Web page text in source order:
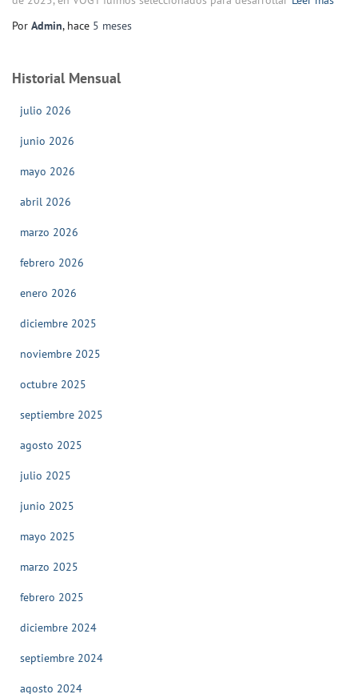
Por Admin, hace 5 meses
Historial Mensual
julio 2026
junio 2026
mayo 2026
abril 2026
marzo 2026
febrero 2026
enero 2026
diciembre 2025
noviembre 2025
octubre 2025
septiembre 2025
agosto 2025
julio 2025
junio 2025
mayo 2025
marzo 2025
febrero 2025
diciembre 2024
septiembre 2024
agosto 2024